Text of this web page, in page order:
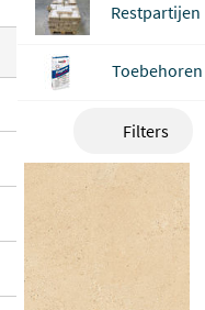
Restpartijen
Toebehoren
Filters